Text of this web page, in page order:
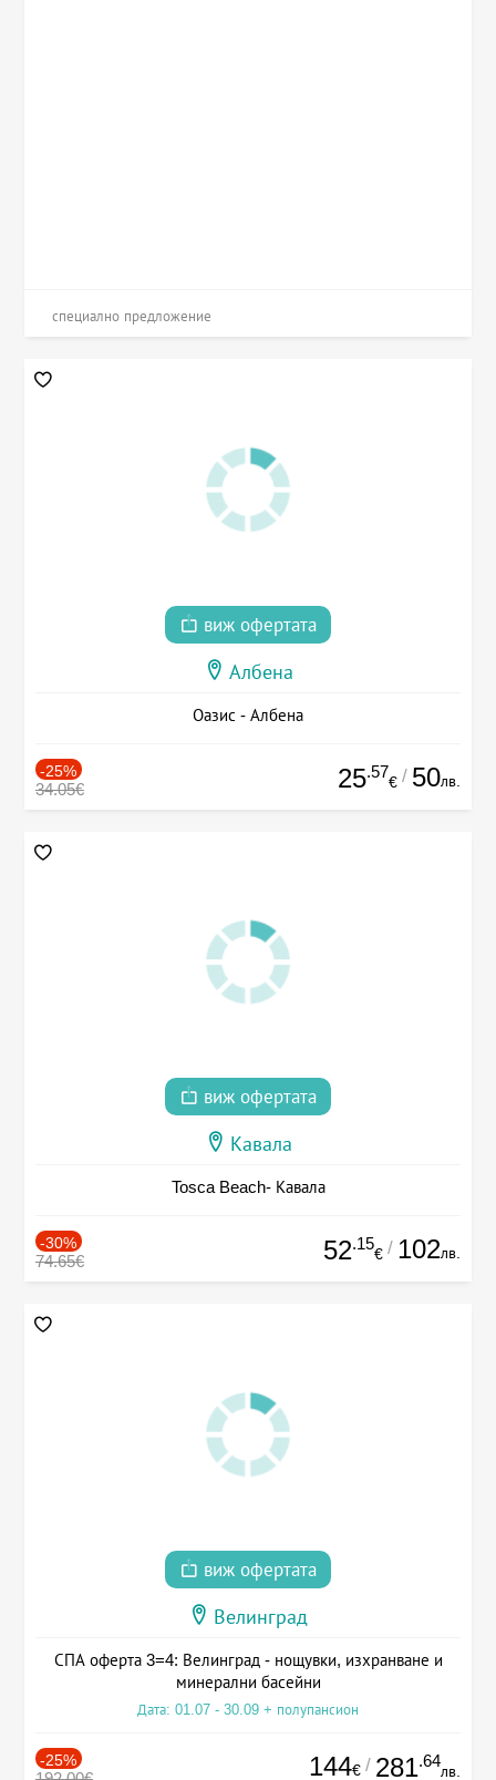
специално предложение
виж офертата
Албена
Оазис - Албена
-25%
34.05€ 25.57
€ / 50лв.
виж офертата
Кавала
Tosca Beach- Кавала
-30%
74.65€ 52.15
€ / 102лв.
виж офертата
Велинград
СПА оферта 3=4: Велинград - нощувки, изхранване и
минерални басейни
Дата: 01.07 - 30.09 + полупансион
-25% 144€ / 281.64
лв.